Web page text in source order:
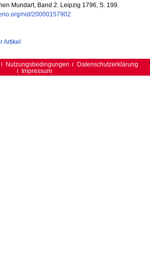
Mundart, Band 2. Leipzig 1796, S. 199.
nid/20000157902
Artikel
Nutzungsbedingungen
Datenschutzerklärung
Impressum